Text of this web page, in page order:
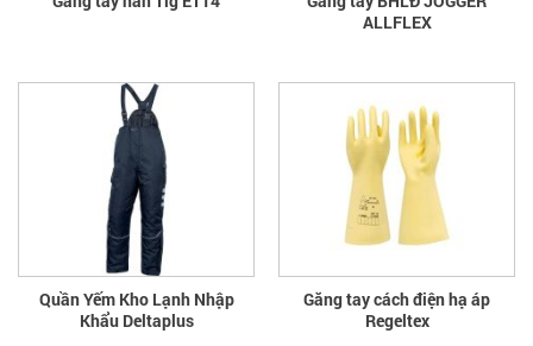
ALLFLEX
Quần Yếm Kho Lạnh Nhập
Khẩu Deltaplus
Găng tay cách điện hạ áp
Regeltex